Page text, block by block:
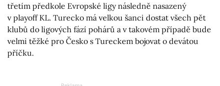
třetím předkole Evropské ligy následně nasazený
v playoff KL. Turecko má velkou šanci dostat všech pět
klubů do ligových fází pohárů a v takovém případě bude
velmi těžké pro Česko s Tureckem bojovat o devátou
příčku.